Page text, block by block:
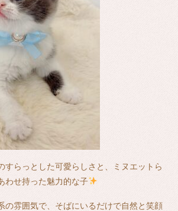
すらっとした可愛らしさと、ミヌエットら
わせ持った魅力的な子
の雰囲気で、そばにいるだけで自然と笑顔